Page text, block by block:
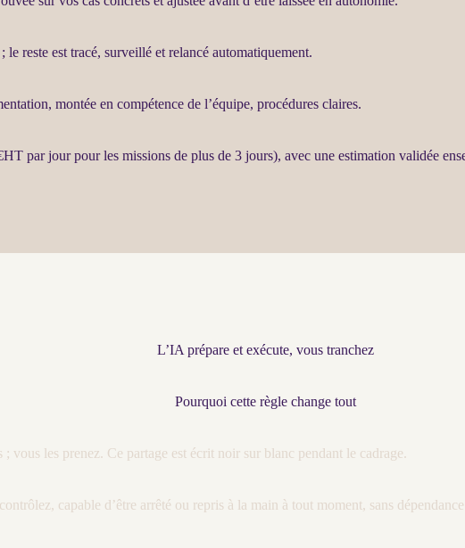
le reste est tracé, surveillé et relancé automatiquement.
montée en compétence de l’équipe, procédures claires.
HT par jour pour les missions de plus de 3 jours), avec une estimation validée
L’IA prépare et exécute, vous tranchez
Pourquoi cette règle change tout
vous les prenez. Ce partage est écrit noir sur blanc pendant le cadrage.
capable d’être arrêté ou repris à la main à tout moment, sans